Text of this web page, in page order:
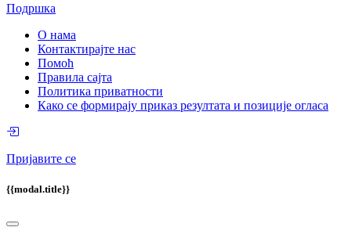
Подршка
О нама
Контактирајте нас
Помоћ
Правила сајта
Политика приватности
Како се формирају приказ резултата и позиције огласа
Пријавите се
{{modal.title}}